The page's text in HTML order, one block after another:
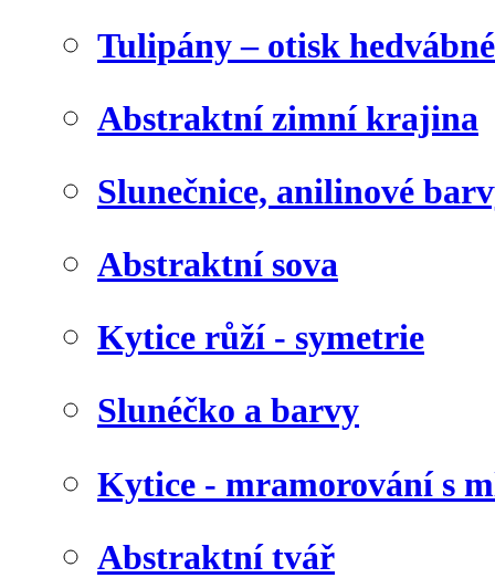
Tulipány – otisk
Abstraktní zimní krajina
Slunečnice, anilinové
Abstraktní sova
Kytice růží - symetrie
Slunéčko a barvy
Kytice - mramorování s
Abstraktní tvář